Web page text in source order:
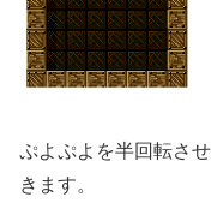
ぷよぷよを半回転さ
きます。